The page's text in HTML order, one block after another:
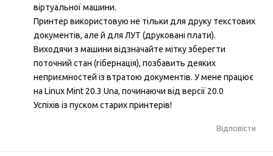
віртуальної машини.
Принтер використовую не тільки для друку текстових
документів, але й для ЛУТ (друковані плати).
Виходячи з машини відзначайте мітку зберегти
поточний стан (гібернація), позбавить деяких
неприємностей із втратою документів. У мене працює
на Linux Mint 20.3 Una, починаючи від версії 20.0
Успіхів із пуском старих принтерів!
Відповісти